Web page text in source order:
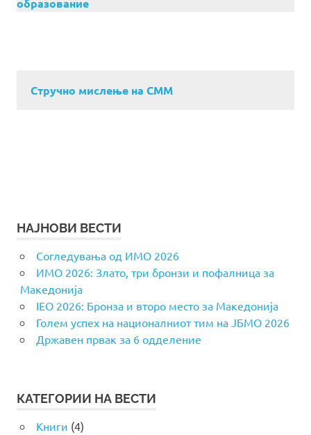
Стручно мислење на СММ
НАЈНОВИ ВЕСТИ
Согледувања од ИМО 2026
ИМО 2026: Злато, три бронзи и пофалница за
Македонија
IEO 2026: Бронза и второ место за Македонија
Голем успех на националниот тим на ЈБМО 2026
Државен првак за 6 одделение
КАТЕГОРИИ НА ВЕСТИ
Книги (4)